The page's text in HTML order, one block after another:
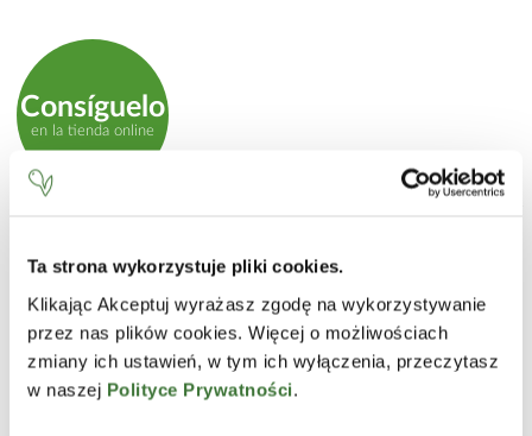
Ta strona wykorzystuje pliki cookies.
Klikając Akceptuj wyrażasz zgodę na wykorzystywanie
przez nas plików cookies. Więcej o możliwościach
zmiany ich ustawień, w tym ich wyłączenia, przeczytasz
w naszej Polityce Prywatności.
Consíguelo
en la tienda online
Aplicar una capa gruesa sobre la piel. Para uso externo
solamente.
INCI
Aqua (Water), Cetearyl Ethylhexanoate, Elaeis Guineensis